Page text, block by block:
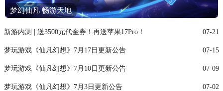
梦幻仙凡 畅游天地
新游内测 | 送3500元代金券！再送苹果17Pro！ 07-21
梦玩游戏《仙凡幻想》7月17日更新公告 07-15
梦玩游戏《仙凡幻想》7月10日更新公告 07-09
梦玩游戏《仙凡幻想》7月3日更新公告 07-02